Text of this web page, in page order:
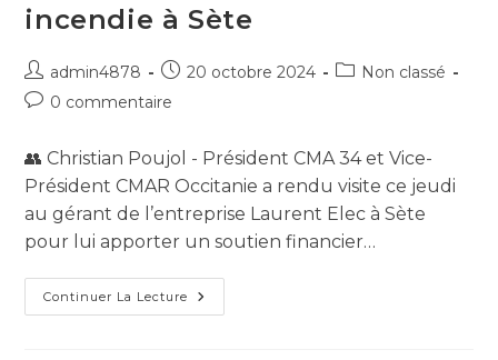
incendie à Sète
admin4878 20 octobre 2024
Non classé
0 commentaire
👥 Christian Poujol - Président CMA 34 et Vice-
Président CMAR Occitanie a rendu visite ce jeudi
au gérant de l’entreprise Laurent Elec à Sète
pour lui apporter un soutien financier…
Continuer La Lecture